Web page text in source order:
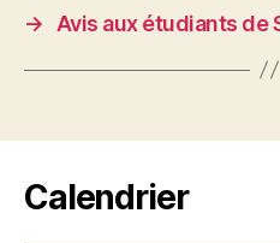
→
Avis aux étudiants de
Calendrier